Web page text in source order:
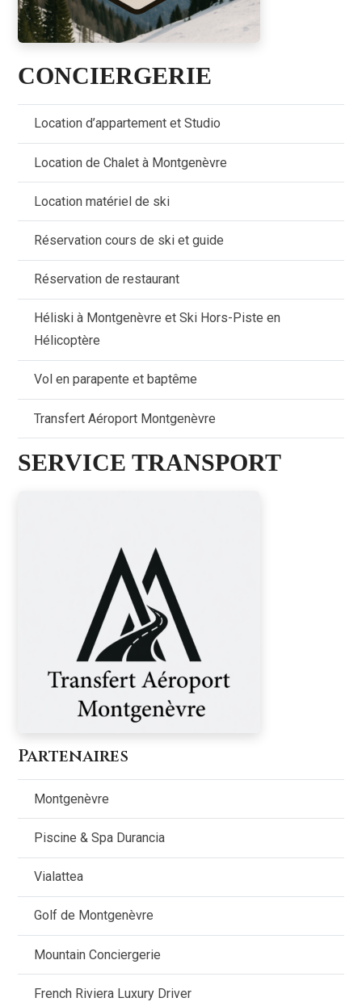
CONCIERGERIE
Location d’appartement et Studio
Location de Chalet à Montgenèvre
Location matériel de ski
Réservation cours de ski et guide
Réservation de restaurant
Héliski à Montgenèvre et Ski Hors-Piste en
Hélicoptère
Vol en parapente et baptême
Transfert Aéroport Montgenèvre
SERVICE TRANSPORT
Partenaires
Montgenèvre
Piscine & Spa Durancia
Vialattea
Golf de Montgenèvre
Mountain Conciergerie
French Riviera Luxury Driver